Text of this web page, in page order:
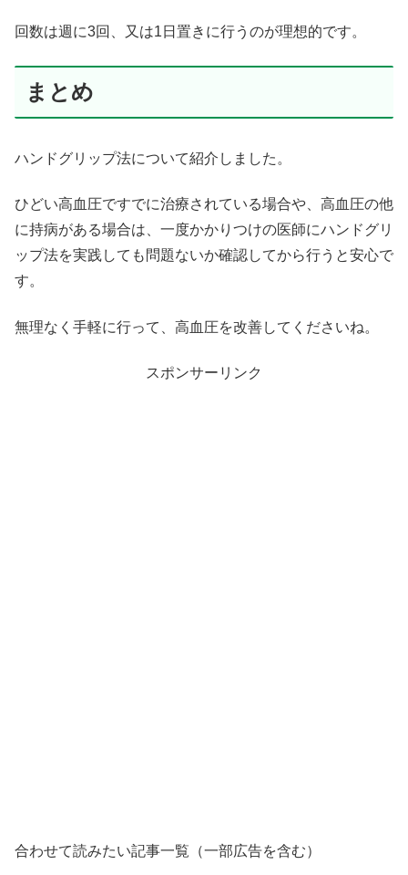
回数は週に3回、又は1日置きに行うのが理想的です。
まとめ
ハンドグリップ法について紹介しました。
ひどい高血圧ですでに治療されている場合や、高血圧の他
に持病がある場合は、一度かかりつけの医師にハンドグリ
ップ法を実践しても問題ないか確認してから行うと安心で
す。
無理なく手軽に行って、高血圧を改善してくださいね。
スポンサーリンク
合わせて読みたい記事一覧（一部広告を含む）